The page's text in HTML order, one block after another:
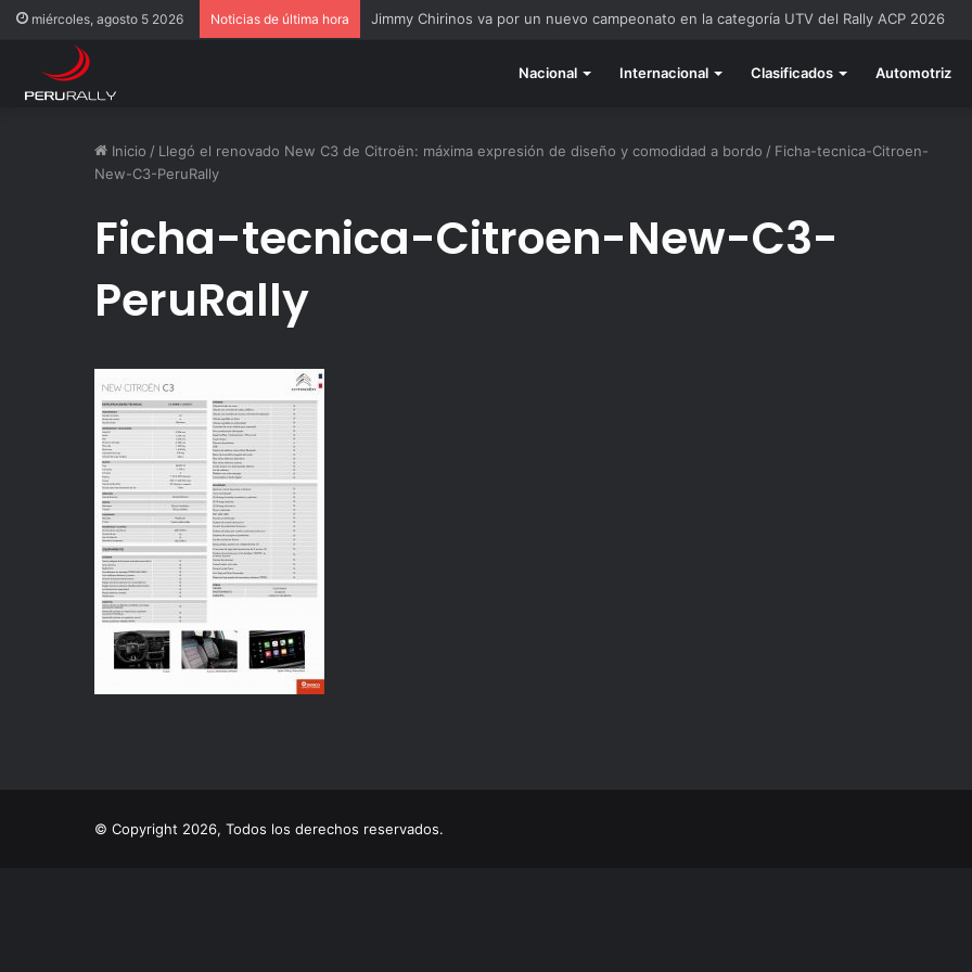
miércoles, agosto 5 2026 Noticias de última hora Jimmy Chirinos va por un nuevo campeonato en la categoría UTV del Rally ACP 2026
Nacional Internacional Clasificados Automotriz
Inicio / Llegó el renovado New C3 de Citroën: máxima expresión de diseño y comodidad a bordo / Ficha-tecnica-Citroen-
New-C3-PeruRally
Ficha-tecnica-Citroen-New-C3-
PeruRally
© Copyright 2026, Todos los derechos reservados.